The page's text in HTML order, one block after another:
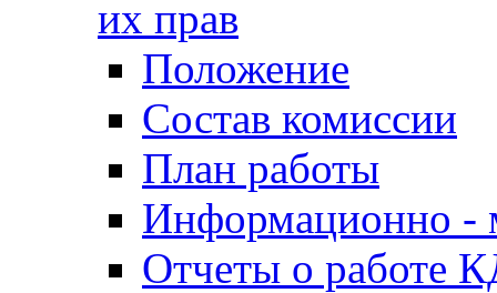
их прав
Положение
Состав комиссии
План работы
Информационно -
Отчеты о работе